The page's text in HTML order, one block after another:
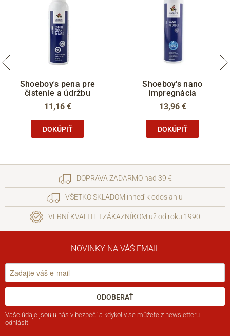
Shoeboy's pena pre
čistenie a údržbu
11,16 €
DOKÚPIŤ
Shoeboy's nano
impregnácia
13,96 €
DOKÚPIŤ
DOPRAVA ZADARMO nad 39 €
VŠETKO SKLADOM ihneď k odoslaniu
VERNÍ KVALITE I ZÁKAZNÍKOM už od roku 1990
NOVINKY NA VÁŠ EMAIL
ODOBERAŤ
Vaše údaje jsou u nás v bezpečí a kdykoliv se můžete z newsletteru
odhlásit.